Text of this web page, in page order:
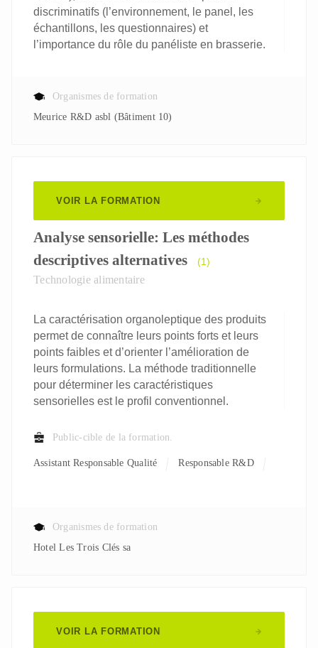
discriminatifs (l’environnement, le panel, les
échantillons, les questionnaires) et
l’importance du rôle du panéliste en brasserie.
Organismes de formation
Meurice R&D asbl (Bâtiment 10)
VOIR LA FORMATION
Analyse sensorielle: Les méthodes
descriptives alternatives
(1)
Technologie alimentaire
La caractérisation organoleptique des produits
permet de connaître leurs points forts et leurs
points faibles et d’orienter l’amélioration de
leurs formulations. La méthode traditionnelle
pour déterminer les caractéristiques
sensorielles est le profil conventionnel.
Public-cible de la formation.
Assistant Responsable Qualité Responsable R&D
Organismes de formation
Hotel Les Trois Clés sa
VOIR LA FORMATION